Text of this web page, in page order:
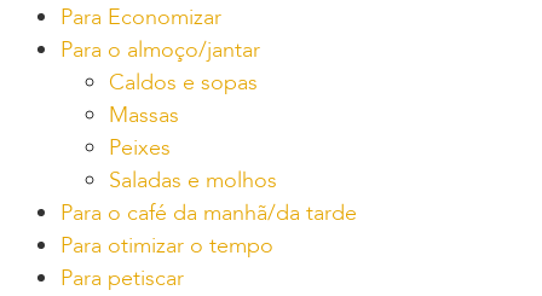
Para Economizar
Para o almoço/jantar
Caldos e sopas
Massas
Peixes
Saladas e molhos
Para o café da manhã/da tarde
Para otimizar o tempo
Para petiscar